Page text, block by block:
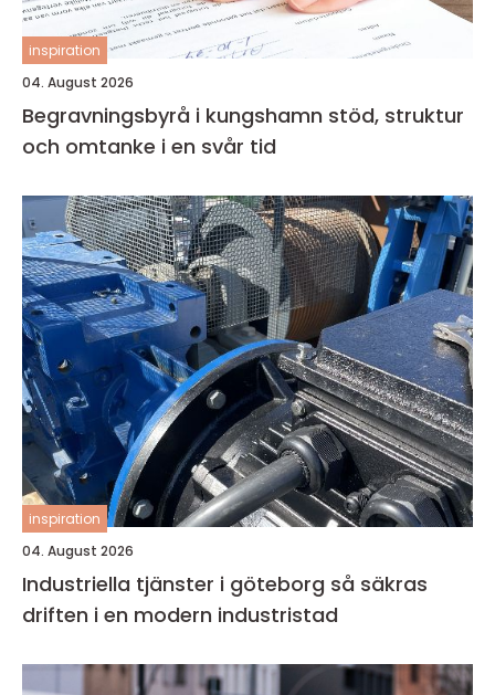
inspiration
04. August 2026
Begravningsbyrå i kungshamn stöd, struktur
och omtanke i en svår tid
inspiration
04. August 2026
Industriella tjänster i göteborg så säkras
driften i en modern industristad